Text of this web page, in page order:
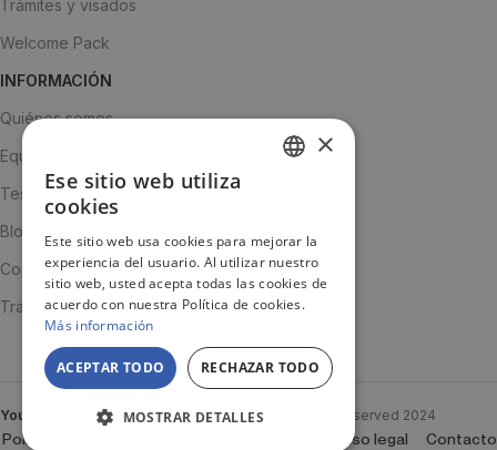
Trámites y visados
Welcome Pack
INFORMACIÓN
Quiénes somos
Equipo
Testimonios
Blog
Contacto
Trabaja con nosotros
YouTooProjectCreated ByYouTooProject All rights reserved 2024
Política de Cookies Aviso legal Contacto
JA
×
Ese sitio web utiliza
cookies
Este sitio web usa cookies para mejorar la
experiencia del usuario. Al utilizar nuestro
sitio web, usted acepta todas las cookies de
acuerdo con nuestra Política de cookies.
Más información
ACEPTAR TODO RECHAZAR TODO
MOSTRAR DETALLES